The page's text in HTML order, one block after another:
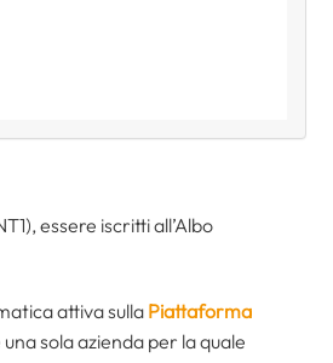
essere iscritti all’Albo
attiva sullaPiattaforma
sola azienda per la quale